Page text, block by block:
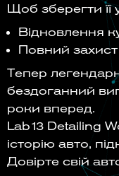
Щоб зберегти її
Відновлення
Повний
Тепер
бездоганний
роки вперед.
Lab13 Detailing
історію авто,
Довірте свій